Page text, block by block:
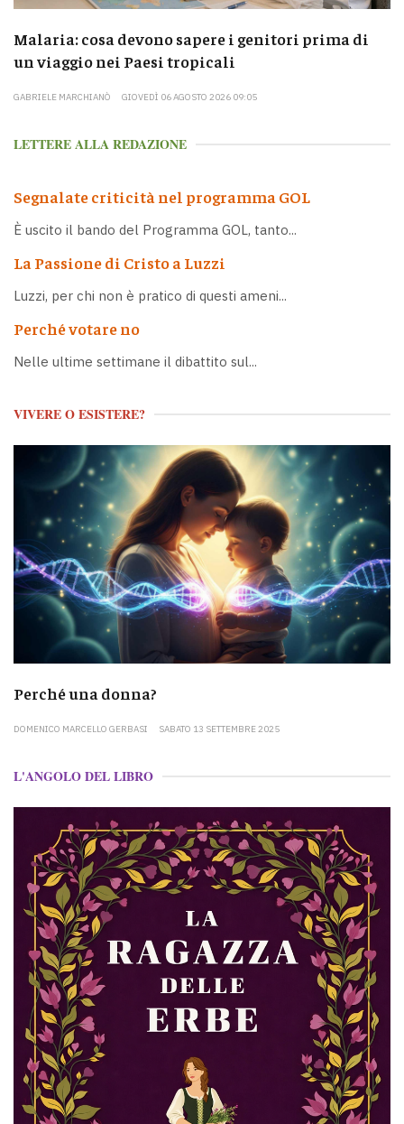
Malaria: cosa devono sapere i genitori prima di
un viaggio nei Paesi tropicali
GABRIELE MARCHIANÒ GIOVEDÌ 06 AGOSTO 2026 09:05
LETTERE ALLA REDAZIONE
Segnalate criticità nel programma GOL
È uscito il bando del Programma GOL, tanto...
La Passione di Cristo a Luzzi
Luzzi, per chi non è pratico di questi ameni...
Perché votare no
Nelle ultime settimane il dibattito sul...
VIVERE O ESISTERE?
Perché una donna?
DOMENICO MARCELLO GERBASI SABATO 13 SETTEMBRE 2025
L'ANGOLO DEL LIBRO